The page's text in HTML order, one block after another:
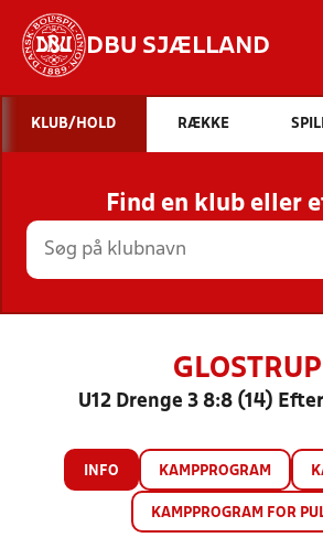
DBU SJÆLLAND
STILLINGER, RESULTATER,
HOLD
KLUB/HOLD RÆKKE
Find en klub eller
GLOSTRUP
U12 Drenge 3 8:8 (14)
INFO KAMPPROGRAM
KAMPPROGRAM FOR